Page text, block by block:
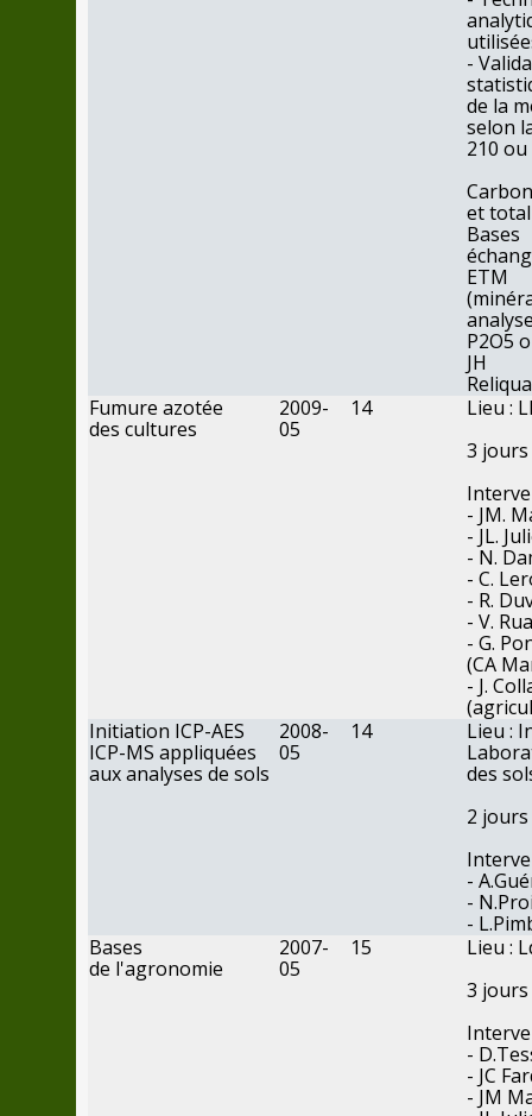
-
de la
selon
210 ou
et total
Bases
ETM
P2O5
JH
Fumure azotée
des cultures
2009-
05
14
Lieu :
3 jours
- JM.
- JL.
- N.
- C.
- R.
- V.
- G.
(CA
- J.
Initiation ICP-AES
ICP-MS appliquées
aux analyses de sols
2008-
05
14
Lieu :
des
2 jours
-
-
-
Bases
de l'agronomie
2007-
05
15
Lieu :
3 jours
-
- JC
- JM